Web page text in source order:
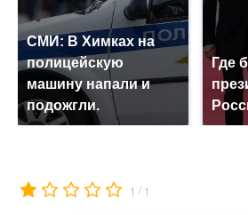
СМИ: В Химках на
полицейскую
машину напали и
подожгли.
Где
1 / 1